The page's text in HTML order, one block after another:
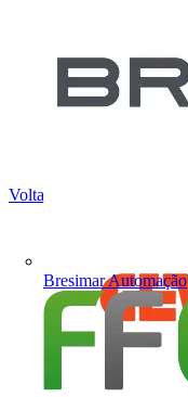
Bresimar Automação
Voltar para Notícias